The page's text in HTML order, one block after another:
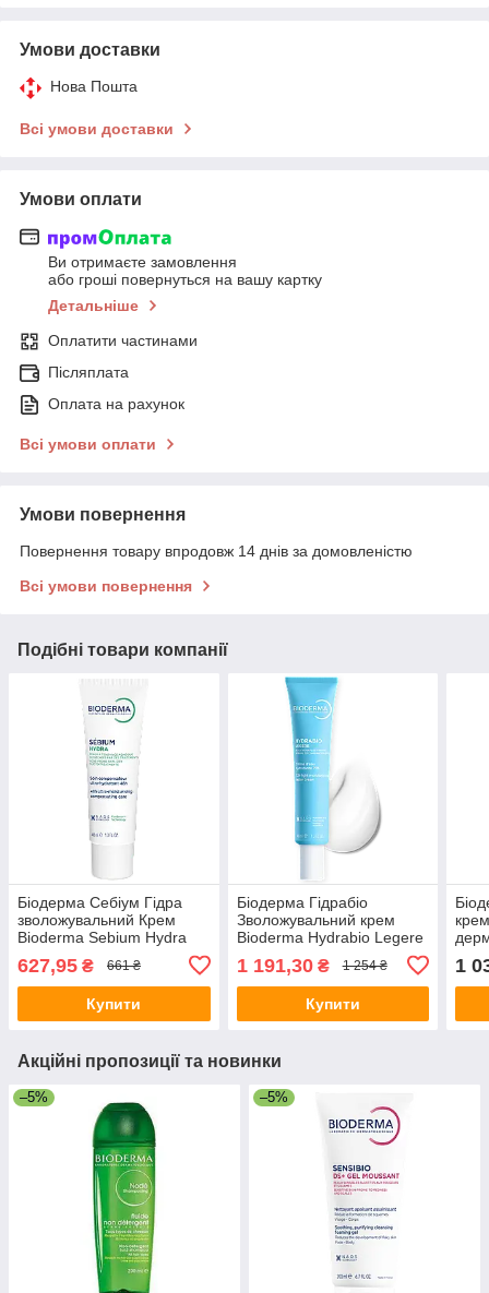
Умови доставки
Нова Пошта
Всі умови доставки
Умови оплати
Ви отримаєте замовлення
або гроші повернуться на вашу картку
Детальніше
Оплатити частинами
Післяплата
Оплата на рахунок
Всі умови оплати
Умови повернення
Повернення товару впродовж 14 днів за домовленістю
Всі умови повернення
Подібні товари компанії
Біодерма Себіум Гідра
зволожувальний Крем
Bioderma Sebium Hydra
Moisturizing cream 40 мл
627,95 ₴ 661 ₴
Купити
Біодерма Гідрабіо
Зволожувальний крем
Bioderma Hydrabio Legere
1 191,30₴ 1 254 ₴
Купити
1
Акційні пропозиції та новинки
–5% –5%